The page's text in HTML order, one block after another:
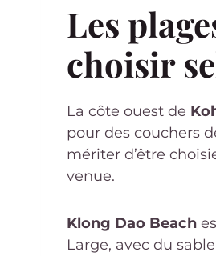
Les
choisir
La côte ouest de
pour des couchers
mériter d’être
venue.
Klong Dao Beach
Large, avec du